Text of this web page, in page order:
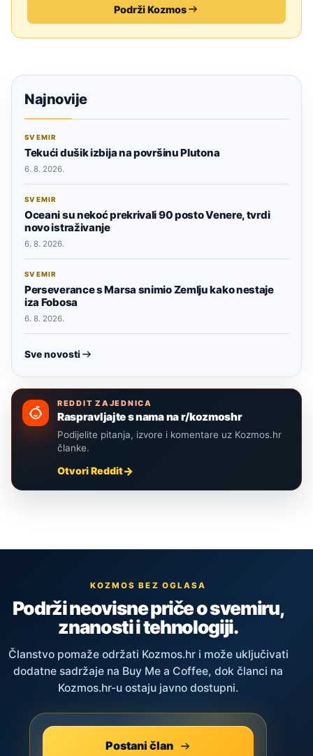
Podrži Kozmos
Najnovije
SVEMIR
Tekući dušik izbija na površinu Plutona
6. 8. 2026.
SVEMIR
Oceani su nekoć prekrivali 90 posto Venere, tvrdi
novo istraživanje
6. 8. 2026.
SVEMIR
Perseverance s Marsa snimio Zemlju kako nestaje
iza Fobosa
6. 8. 2026.
Sve novosti
REDDIT ZAJEDNICA
Raspravljajte s nama na r/kozmoshr
Podijelite pitanja, izvore i komentare uz Kozmos.hr
članke.
Otvori Reddit
KOZMOS BEZ OGLASA
Podrži neovisne priče o svemiru,
znanosti i tehnologiji.
Članstvo pomaže održati Kozmos.hr i može uključivati
dodatne sadržaje na Buy Me a Coffee, dok članci na
Kozmos.hr-u ostaju javno dostupni.
Postani član